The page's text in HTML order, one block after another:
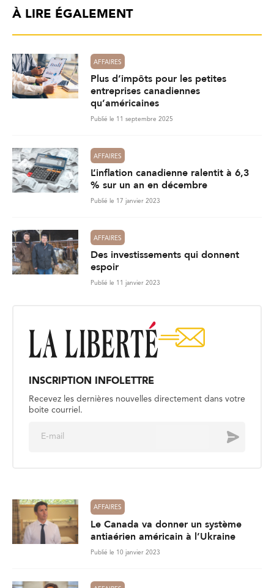
À LIRE ÉGALEMENT
AFFAIRES
Plus d’impôts pour les petites
entreprises canadiennes
qu’américaines
Publié le 11 septembre 2025
AFFAIRES
L’inflation canadienne ralentit à 6,3
% sur un an en décembre
Publié le 17 janvier 2023
AFFAIRES
Des investissements qui donnent
espoir
Publié le 11 janvier 2023
INSCRIPTION INFOLETTRE
Recevez les dernières nouvelles directement dans votre
boite courriel.
Envoyer
AFFAIRES
Le Canada va donner un système
antiaérien américain à l’Ukraine
Publié le 10 janvier 2023